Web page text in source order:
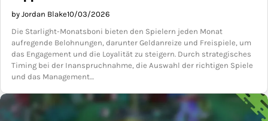
by Jordan Blake10/03/2026
Die Starlight-Monatsboni bieten den Spielern jeden Monat
aufregende Belohnungen, darunter Geldanreize und Freispiele, um
das Engagement und die Loyalität zu steigern. Durch strategisches
Timing bei der Inanspruchnahme, die Auswahl der richtigen Spiele
und das Management…